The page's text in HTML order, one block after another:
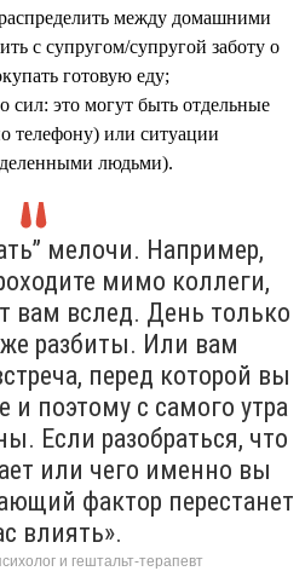
между домашними
с супругом/супругой заботу о
готовую еду;
сил: это могут быть отдельные
телефону) или ситуации
людьми).
мелочи. Например,
мимо коллеги,
вам вслед. День только
разбиты. Или вам
перед которой вы
и поэтому с самого утра
Если разобраться, что
или чего именно вы
фактор перестанет
влиять».
и гештальт-терапевт